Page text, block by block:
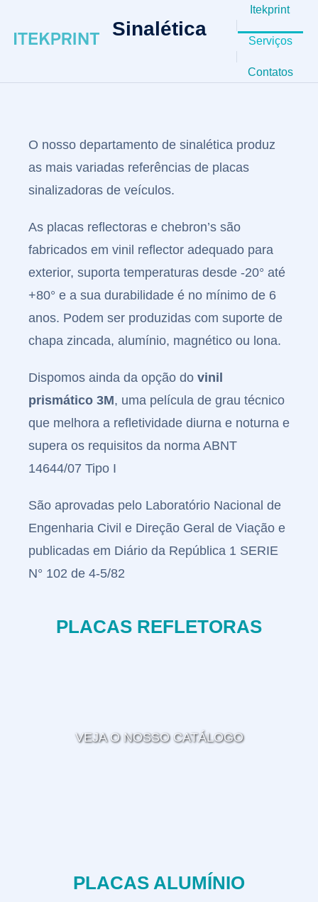
Itekprint
Serviços
Formato
Contatos
Sinalética
O nosso departamento de sinalética produz
as mais variadas referências de placas
sinalizadoras de veículos.
As placas reflectoras e chebron’s são
fabricados em vinil reflector adequado para
exterior, suporta temperaturas desde -20° até
+80° e a sua durabilidade é no mínimo de 6
anos. Podem ser produzidas com suporte de
chapa zincada, alumínio, magnético ou lona.
Dispomos ainda da opção do vinil
prismático 3M, uma película de grau técnico
que melhora a refletividade diurna e noturna e
supera os requisitos da norma ABNT
14644/07 Tipo I
São aprovadas pelo Laboratório Nacional de
Engenharia Civil e Direção Geral de Viação e
publicadas em Diário da República 1 SERIE
N° 102 de 4-5/82
PLACAS REFLETORAS
VEJA O NOSSO CATÁLOGO
PLACAS ALUMÍNIO